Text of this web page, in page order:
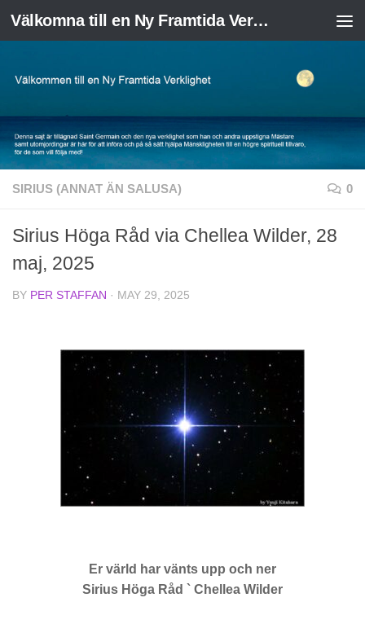
Skip to content Välkomna till en Ny Framtida Verklighet
SIRIUS (ANNAT ÄN SALUSA) 0
Sirius Höga Råd via Chellea Wilder, 28
maj, 2025
BY PER STAFFAN · MAY 29, 2025
Er värld har vänts upp och ner
Sirius Höga Råd ` Chellea Wilder